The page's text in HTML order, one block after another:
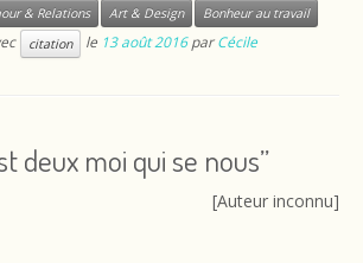
& Relations Art & Design
Bonheur au travail
citation le 13 août 2016 parCécile
deux moi qui se nous”
[Auteur inconnu]